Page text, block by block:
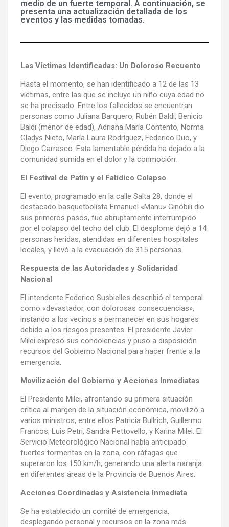
medio de un fuerte temporal. A continuación, se
presenta una actualización detallada de los
eventos y las medidas tomadas.
Las Víctimas Identificadas: Un Doloroso Recuento
Hasta el momento, se han identificado a 12 de las 13
víctimas, entre las que se incluye un niño cuya edad no
se ha precisado. Entre los fallecidos se encuentran
personas como Juliana Barquero, Rubén Baldi, Benicio
Baldi (menor de edad), Adriana María Contento, Norma
Gladys Nieto, María Laura Rodríguez, Federico Duo, y
Diego Carrasco. Esta lamentable pérdida ha dejado a la
comunidad sumida en el dolor y la conmoción.
El Festival de Patín y el Fatídico Colapso
El evento, programado en la calle Salta 28, donde el
destacado basquetbolista Emanuel «Manu» Ginóbili dio
sus primeros pasos, fue abruptamente interrumpido
por el colapso del techo del club. El desplome dejó a 14
personas heridas, atendidas en diferentes hospitales
locales, y llevó a la evacuación de 315 personas.
Respuesta de las Autoridades y Solidaridad
Nacional
El intendente Federico Susbielles describió el temporal
como «devastador, con dolorosas consecuencias»,
instando a los vecinos a permanecer en sus hogares
debido a los riesgos presentes. El presidente Javier
Milei expresó sus condolencias y puso a disposición
recursos del Gobierno Nacional para hacer frente a la
emergencia.
Movilización del Gobierno y Acciones Inmediatas
El Presidente Milei, afrontando su primera situación
crítica al margen de la situación económica, movilizó a
varios ministros, entre ellos Patricia Bullrich, Guillermo
Francos, Luis Petri, Sandra Pettovello, y Karina Milei. El
Servicio Meteorológico Nacional había anticipado
fuertes tormentas en la zona, con ráfagas que
superaron los 150 km/h, generando una alerta naranja
en diferentes áreas de la Provincia de Buenos Aires.
Acciones Coordinadas y Asistencia Inmediata
Se ha establecido un comité de emergencia,
desplegando personal y recursos en la zona más